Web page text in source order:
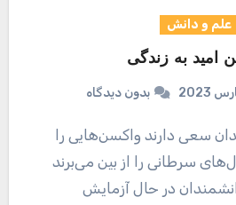
علم و دانش
امید به زندگی
بدون دیدگاه
سرطانی را از بین می‌برند
در حال آزمایش